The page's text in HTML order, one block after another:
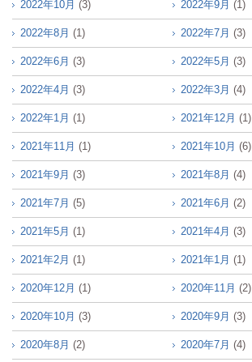
2022年10月 (3) 2022年9月 (1)
2022年8月 (1) 2022年7月 (3)
2022年6月 (3) 2022年5月 (3)
2022年4月 (3) 2022年3月 (4)
2022年1月 (1) 2021年12月 (1)
2021年11月 (1) 2021年10月 (6)
2021年9月 (3) 2021年8月 (4)
2021年7月 (5) 2021年6月 (2)
2021年5月 (1) 2021年4月 (3)
2021年2月 (1) 2021年1月 (1)
2020年12月 (1) 2020年11月 (2)
2020年10月 (3) 2020年9月 (3)
2020年8月 (2) 2020年7月 (4)